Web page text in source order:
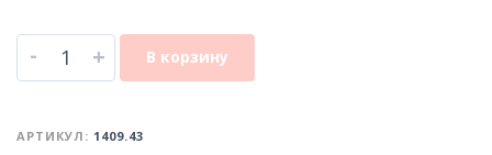
- + В корзину
АРТИКУЛ: 1409.43